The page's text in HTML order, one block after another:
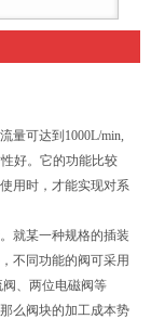
量可达到1000L/min,
好。它的功能比较
用时，才能实现对系
就某一种规格的插装
不同功能的阀可采用
、两位电磁阀等
么阀块的加工成本势